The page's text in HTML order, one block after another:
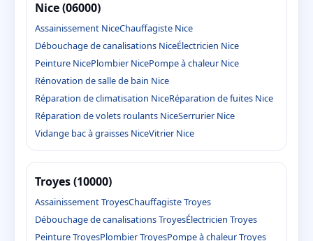
Nice (06000)
Assainissement NiceChauffagiste Nice
Débouchage de canalisations NiceÉlectricien Nice
Peinture NicePlombier NicePompe à chaleur Nice
Rénovation de salle de bain Nice
Réparation de climatisation NiceRéparation de fuites Nice
Réparation de volets roulants NiceSerrurier Nice
Vidange bac à graisses NiceVitrier Nice
Troyes (10000)
Assainissement TroyesChauffagiste Troyes
Débouchage de canalisations TroyesÉlectricien Troyes
Peinture TroyesPlombier TroyesPompe à chaleur Troyes